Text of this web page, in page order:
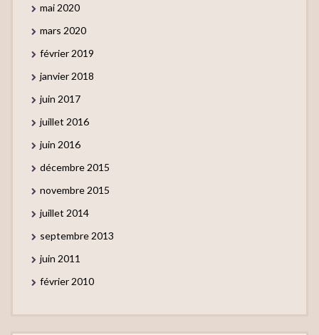
mai 2020
mars 2020
février 2019
janvier 2018
juin 2017
juillet 2016
juin 2016
décembre 2015
novembre 2015
juillet 2014
septembre 2013
juin 2011
février 2010